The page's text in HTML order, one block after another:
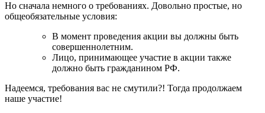
Но сначала немного о требованиях. Довольно простые, но
общеобязательные условия:
В момент проведения акции вы должны быть
совершеннолетним.
Лицо, принимающее участие в акции также
должно быть гражданином РФ.
Надеемся, требования вас не смутили?! Тогда продолжаем
наше участие!